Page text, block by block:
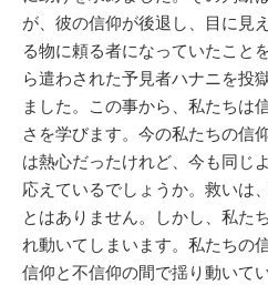
が、彼の信仰が後退し、目に見
る物に頼る者になっていたこと
ら遣わされた予見者ハナニを投
ました。この事から、私たちは
さを学びます。今の私たちの信
は熱心だったけれど、今も同じ
応えているでしょうか。救いは
とはありません。しかし、私た
れ動いてしまいます。私たちの
信仰と不信仰の間で揺り動いて